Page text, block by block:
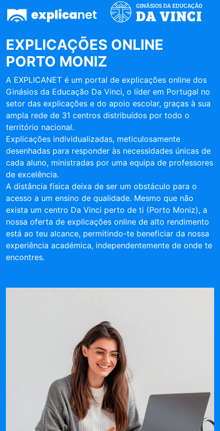
EXPLICAÇÕES ONLINE
PORTO MONIZ
A EXPLICANET é um portal de explicações online dos
Ginásios da Educação Da Vinci, o líder em Portugal no
setor das explicações e do apoio escolar, graças à sua
ampla rede de 31 centros distribuídos por todo o
território nacional.
Explicações individualizadas, meticulosamente
desenhadas para responder às necessidades únicas de
cada aluno, ministradas por uma equipa de professores
de excelência.
A distância física deixa de ser um obstáculo para o
acesso a um ensino de qualidade. Mesmo que não
exista um centro Da Vinci perto de ti (Porto Moniz), a
nossa oferta de explicações online de alto rendimento
está ao teu alcance, permitindo-te beneficiar da nossa
experiência académica, independentemente de onde te
encontres.